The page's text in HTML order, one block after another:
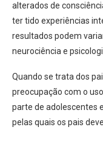
alterados de
ter tido experiências
resultados podem
neurociência e
Quando se trata dos
preocupação com o
parte de adolescentes
pelas quais os pais